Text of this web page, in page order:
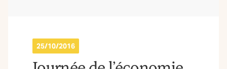
25/10/2016